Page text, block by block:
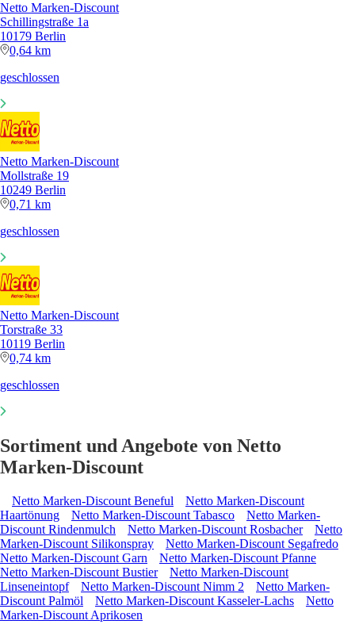
Netto Marken-Discount
Schillingstraße 1a
10179 Berlin
0,64 km
geschlossen
Netto Marken-Discount
Mollstraße 19
10249 Berlin
0,71 km
geschlossen
Netto Marken-Discount
Torstraße 33
10119 Berlin
0,74 km
geschlossen
Sortiment und Angebote von Netto
Marken-Discount
Netto Marken-Discount Beneful
Netto Marken-Discount
Haartönung
Netto Marken-Discount Tabasco
Netto Marken-
Discount Rindenmulch
Netto Marken-Discount Rosbacher
Netto
Marken-Discount Silikonspray
Netto Marken-Discount Segafredo
Netto Marken-Discount Garn
Netto Marken-Discount Pfanne
Netto Marken-Discount Bustier
Netto Marken-Discount
Linseneintopf
Netto Marken-Discount Nimm 2
Netto Marken-
Discount Palmöl
Netto Marken-Discount Kasseler-Lachs
Netto
Marken-Discount Aprikosen